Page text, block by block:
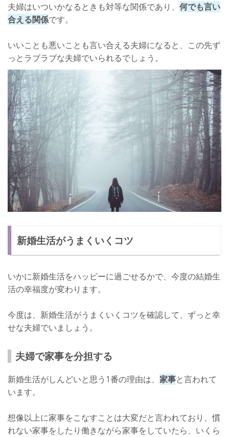
夫婦はいついかなるときも対等な関係であり、 何でも言い
合える関係です。
いいことも悪いことも言い合える夫婦になると、この先ず
っとラブラブな夫婦でいられるでしょう。
新婚生活がうまくいくコツ
いかに新婚生活をハッピーに過ごせるかで、今度の結婚生
活の幸福度が変わります。
今度は、新婚生活がうまくいくコツを確認して、ずっと幸
せな夫婦でいましょう。
夫婦で家事を分担する
新婚生活がしんどいと思う1番の理由は、 家事と言われて
います。
想像以上に家事をこなすことは大変だと言われており、慣
れない家事をしたり働きながら家事をしていたら、いくら